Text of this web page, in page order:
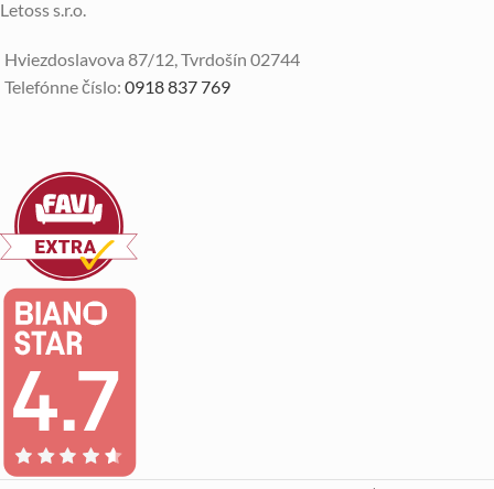
Letoss s.r.o.
Hviezdoslavova 87/12, Tvrdošín 02744
Telefónne číslo: 0918 837 769